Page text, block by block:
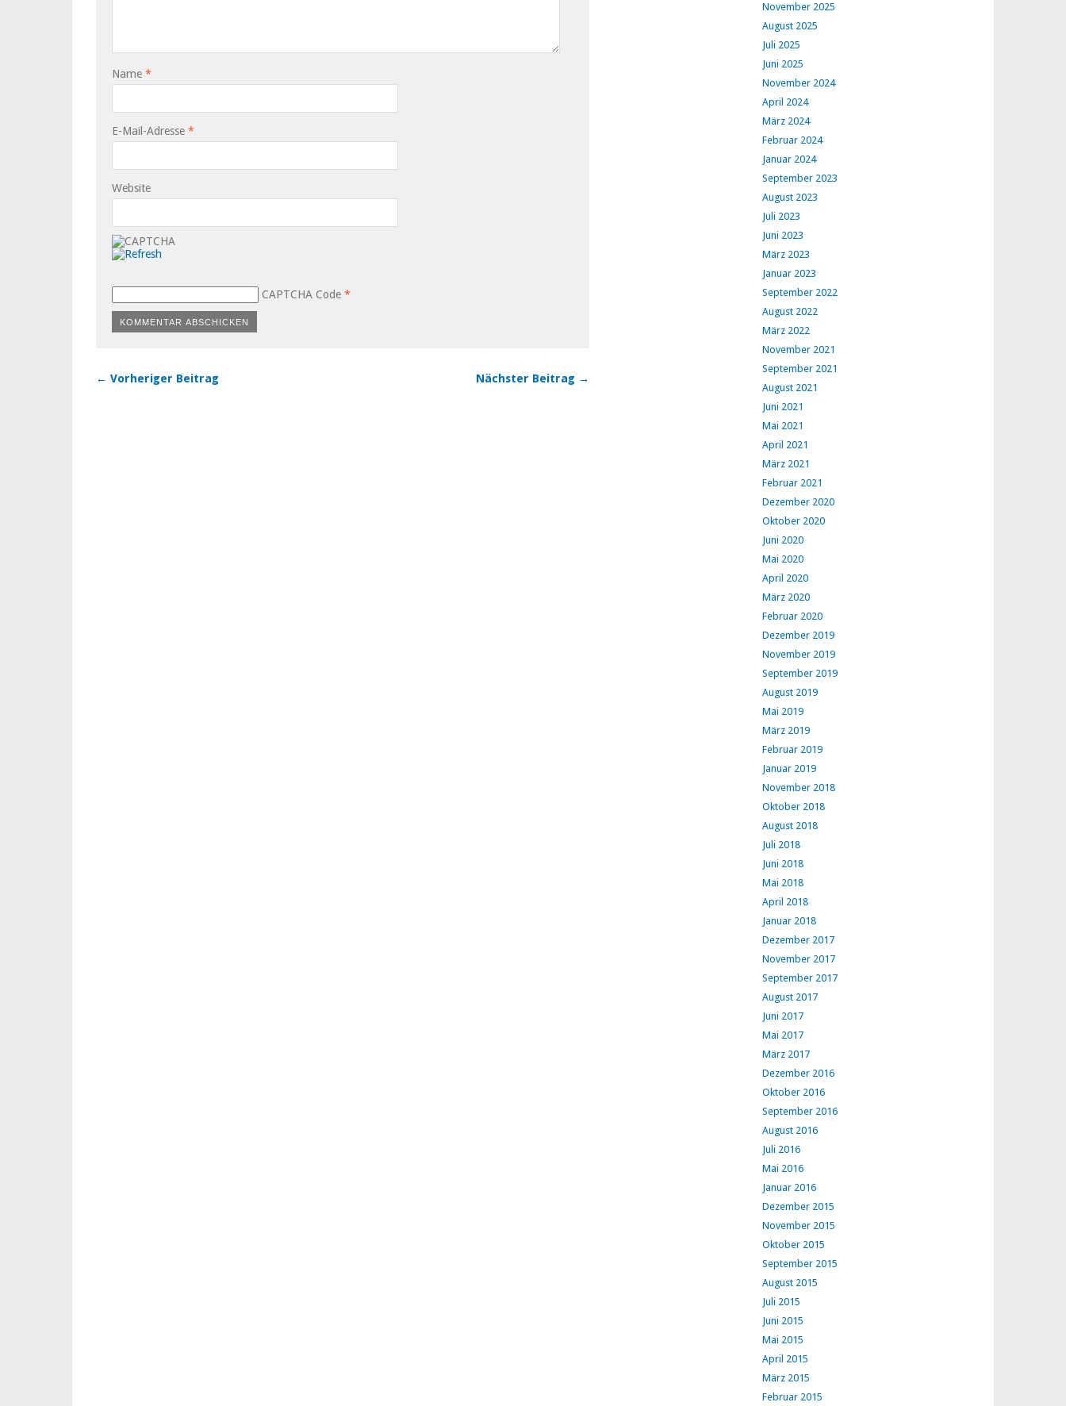
Name *
E-Mail-Adresse *
Website
CAPTCHA Code *
← Vorheriger Beitrag Nächster Beitrag →
November 2025
August 2025
Juli 2025
Juni 2025
November 2024
April 2024
März 2024
Februar 2024
Januar 2024
September 2023
August 2023
Juli 2023
Juni 2023
März 2023
Januar 2023
September 2022
August 2022
März 2022
November 2021
September 2021
August 2021
Juni 2021
Mai 2021
April 2021
März 2021
Februar 2021
Dezember 2020
Oktober 2020
Juni 2020
Mai 2020
April 2020
März 2020
Februar 2020
Dezember 2019
November 2019
September 2019
August 2019
Mai 2019
März 2019
Februar 2019
Januar 2019
November 2018
Oktober 2018
August 2018
Juli 2018
Juni 2018
Mai 2018
April 2018
Januar 2018
Dezember 2017
November 2017
September 2017
August 2017
Juni 2017
Mai 2017
März 2017
Dezember 2016
Oktober 2016
September 2016
August 2016
Juli 2016
Mai 2016
Januar 2016
Dezember 2015
November 2015
Oktober 2015
September 2015
August 2015
Juli 2015
Juni 2015
Mai 2015
April 2015
März 2015
Februar 2015